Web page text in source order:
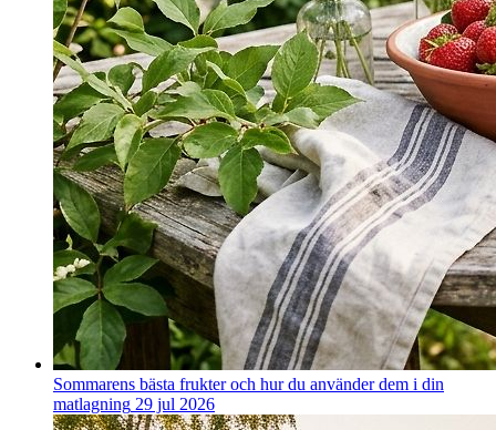
Sommarens bästa frukter och hur du använder dem i din
matlagning 29 jul 2026